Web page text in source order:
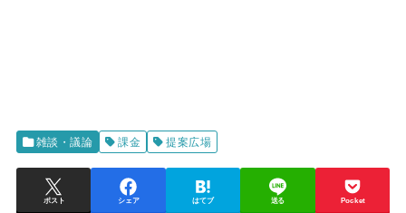
雑談・議論 課金 提案広場
ポスト シェア はてブ 送る Pocket